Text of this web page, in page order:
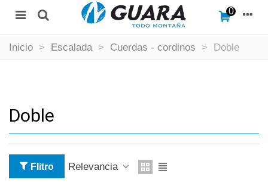
0
Inicio > Escalada > Cuerdas - cordinos > Doble
Doble
Flitro Relevancia